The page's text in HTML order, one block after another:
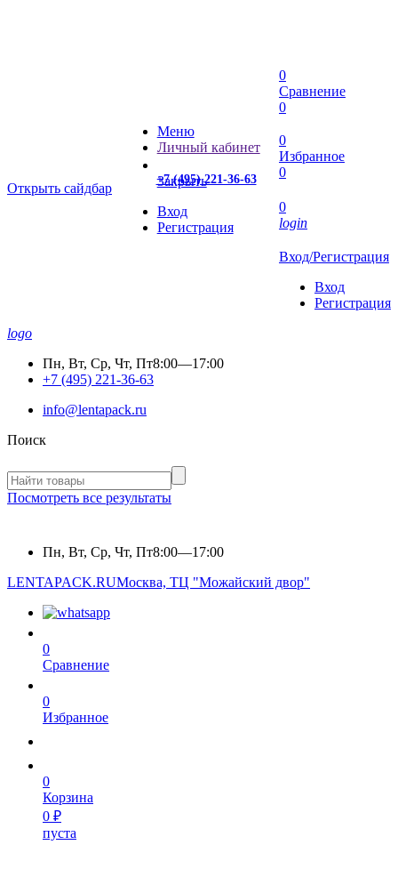
Открыть сайдбар
Меню
Личный кабинет
Закрыть
Вход
Регистрация
0
Сравнение
0
0
Избранное
0
0
+7 (495) 221-36-63
login
Вход/Регистрация
Вход
Регистрация
logo
Пн, Вт, Ср, Чт, Пт8:00—17:00
+7 (495) 221-36-63
info@lentapack.ru
Поиск
Посмотреть все результаты
Пн, Вт, Ср, Чт, Пт8:00—17:00
LENTAPACK.RUМосква, ТЦ "Можайский двор"
0
Сравнение
0
Избранное
0
Корзина
0 ₽
пуста